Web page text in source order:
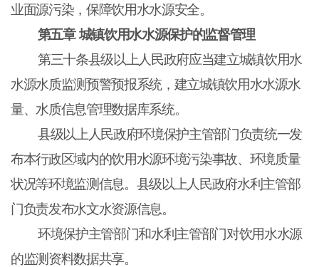
业面源污染，保障饮用水水源安全。
第五章 城镇饮用水水源保护的监督管理
第三十条县级以上人民政府应当建立城镇饮用水
水源水质监测预警预报系统，建立城镇饮用水水源水
量、水质信息管理数据库系统。
县级以上人民政府环境保护主管部门负责统一发
布本行政区域内的饮用水源环境污染事故、环境质量
状况等环境监测信息。县级以上人民政府水利主管部
门负责发布水文水资源信息。
环境保护主管部门和水利主管部门对饮用水水源
的监测资料数据共享。